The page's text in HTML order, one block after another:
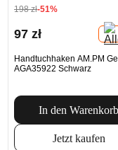
198 zł-51%
97 zł
Handtuchhaken AM.PM
AGA35922 Schwarz
In den Warenkorb
Jetzt kaufen